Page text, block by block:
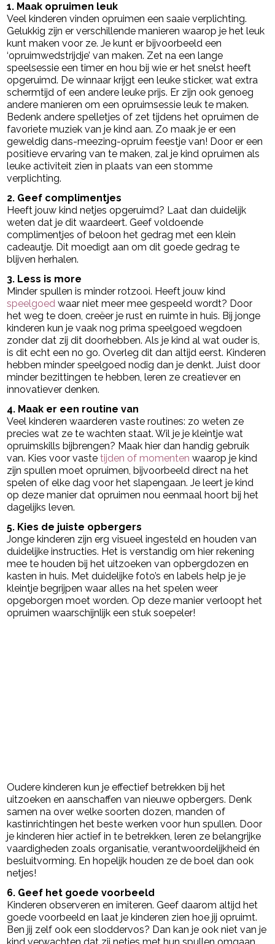
1. Maak opruimen leuk
Veel kinderen vinden opruimen een saaie verplichting.
Gelukkig zijn er verschillende manieren waarop je het leuk
kunt maken voor ze. Je kunt er bijvoorbeeld een
‘opruimwedstrijdje’ van maken. Zet na een lange
speelsessie een timer en hou bij wie er het snelst heeft
opgeruimd. De winnaar krijgt een leuke sticker, wat extra
schermtijd of een andere leuke prijs. Er zijn ook genoeg
andere manieren om een opruimsessie leuk te maken.
Bedenk andere spelletjes of zet tijdens het opruimen de
favoriete muziek van je kind aan. Zo maak je er een
geweldig dans-meezing-opruim feestje van! Door er een
positieve ervaring van te maken, zal je kind opruimen als
leuke activiteit zien in plaats van een stomme
verplichting.
2. Geef complimentjes
Heeft jouw kind netjes opgeruimd? Laat dan duidelijk
weten dat je dit waardeert. Geef voldoende
complimentjes of beloon het gedrag met een klein
cadeautje. Dit moedigt aan om dit goede gedrag te
blijven herhalen.
3. Less is more
Minder spullen is minder rotzooi. Heeft jouw kind
speelgoed waar niet meer mee gespeeld wordt? Door
het weg te doen, creëer je rust en ruimte in huis. Bij jonge
kinderen kun je vaak nog prima speelgoed wegdoen
zonder dat zij dit doorhebben. Als je kind al wat ouder is,
is dit echt een no go. Overleg dit dan altijd eerst. Kinderen
hebben minder speelgoed nodig dan je denkt. Juist door
minder bezittingen te hebben, leren ze creatiever en
innovatiever denken.
4. Maak er een routine van
Veel kinderen waarderen vaste routines: zo weten ze
precies wat ze te wachten staat. Wil je je kleintje wat
opruimskills bijbrengen? Maak hier dan handig gebruik
van. Kies voor vastetijden of momenten waarop je kind
zijn spullen moet opruimen, bijvoorbeeld direct na het
spelen of elke dag voor het slapengaan. Je leert je kind
op deze manier dat opruimen nou eenmaal hoort bij het
dagelijks leven.
5. Kies de juiste opbergers
Jonge kinderen zijn erg visueel ingesteld en houden van
duidelijke instructies. Het is verstandig om hier rekening
mee te houden bij het uitzoeken van opbergdozen en
kasten in huis. Met duidelijke foto’s en labels help je je
kleintje begrijpen waar alles na het spelen weer
opgeborgen moet worden. Op deze manier verloopt het
opruimen waarschijnlijk een stuk soepeler!
Oudere kinderen kun je effectief betrekken bij het
uitzoeken en aanschaffen van nieuwe opbergers. Denk
samen na over welke soorten dozen, manden of
kastinrichtingen het beste werken voor hun spullen. Door
je kinderen hier actief in te betrekken, leren ze belangrijke
vaardigheden zoals organisatie, verantwoordelijkheid én
besluitvorming. En hopelijk houden ze de boel dan ook
netjes!
6. Geef het goede voorbeeld
Kinderen observeren en imiteren. Geef daarom altijd het
goede voorbeeld en laat je kinderen zien hoe jij opruimt.
Ben jij zelf ook een sloddervos? Dan kan je ook niet van je